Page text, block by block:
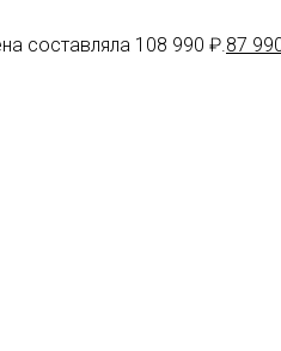
составляла 108 990 ₽. 87